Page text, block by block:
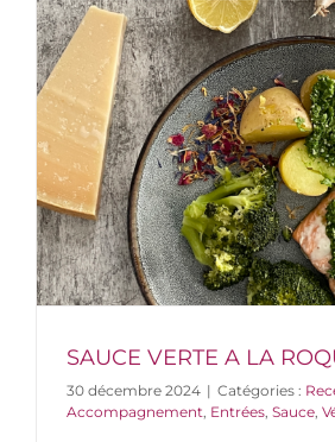
SAUCE VERTE A LA
30 décembre 2024 | Catégories :
Accompagnement, Entrées, Sauce,